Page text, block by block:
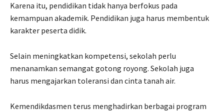
Karena itu, pendidikan tidak hanya berfokus pada
kemampuan akademik. Pendidikan juga harus membentuk
karakter peserta didik.
Selain meningkatkan kompetensi, sekolah perlu
menanamkan semangat gotong royong. Sekolah juga
harus mengajarkan toleransi dan cinta tanah air.
Kemendikdasmen terus menghadirkan berbagai program